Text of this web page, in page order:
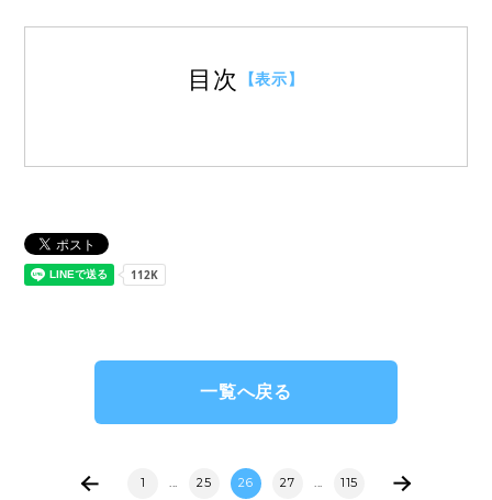
目次 【表示】
一覧へ戻る
1 ... 25 26 27 ... 115